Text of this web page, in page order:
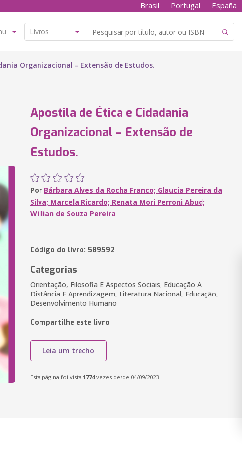
Brasil Portugal España
Organizacional – Extensão de Estudos.
Apostila de Ética e Cidadania
Organizacional – Extensão de
Estudos.
Por Bárbara Alves da Rocha Franco; Glaucia Pereira da
Silva; Marcela Ricardo; Renata Mori Perroni Abud;
Willian de Souza Pereira
Código do livro: 589592
Categorias
Orientação, Filosofia E Aspectos Sociais, Educação A
Distância E Aprendizagem, Literatura Nacional, Educação,
Desenvolvimento Humano
Compartilhe este livro
Leia um trecho
Esta página foi vista 1774vezes desde 04/09/2023